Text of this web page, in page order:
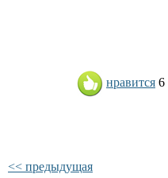
нравится 6
<< предыдущая